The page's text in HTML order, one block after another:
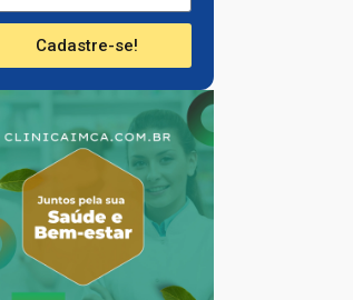
Cadastre-se!